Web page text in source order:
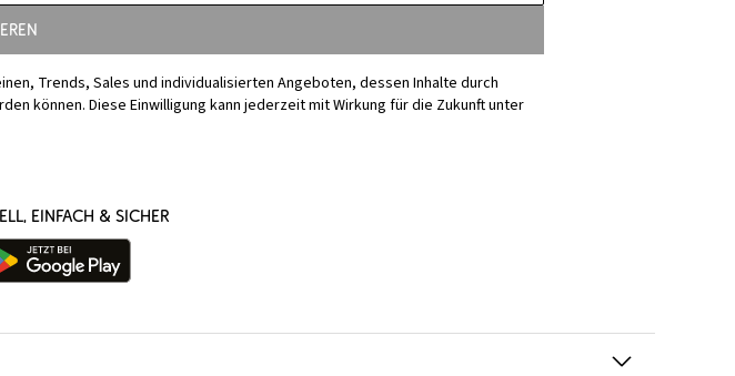
Trends, Sales und individualisierten Angeboten, dessen Inhalte durch
können. Diese Einwilligung kann jederzeit mit Wirkung für die Zukunft unter
einfach & sicher